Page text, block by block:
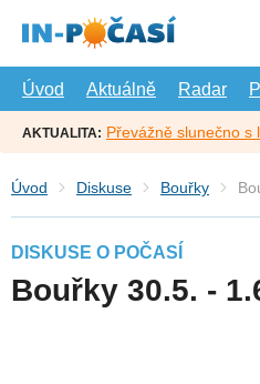
hlavní
Úvod
Aktuálně Radar
AKTUALITA: Převážně slunečno s
Úvod Diskuse Bouřky
DISKUSE O POČASÍ
Bouřky 30.5. -